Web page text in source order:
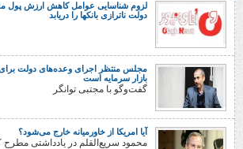
لزوم شناسایی عوامل کاهش ارزش پول ملی| تیم اقتصادی
دولت ناترازی بانکها را دریابد
مجلس منتظر اجرای وعده‌های دولت برای ارتقای وضعیت
بازار سرمایه است
گفت‌وگو با مجتبی توانگر
آیا امریکا از خاورمیانه خارج می‌شود؟
محمود سریع‌القلم در یادداشتی مطرح کرد